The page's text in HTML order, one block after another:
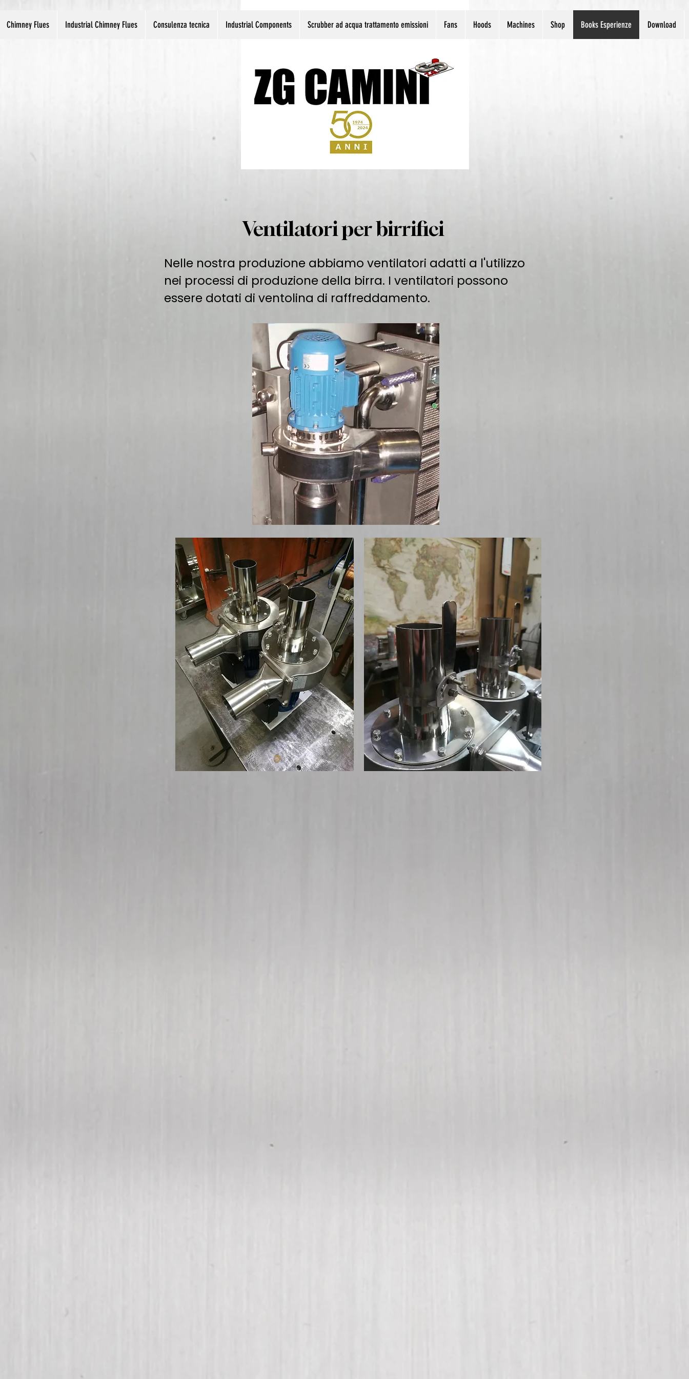
Chimney Flues Industrial Chimney Flues Consulenza tecnica Industrial Components Scrubber ad acqua trattamento emissioni Fans Hoods Machines Shop Books Esperienze Download
Ventilatori per birrifici
Nelle nostra produzione abbiamo ventilatori adatti a l'utilizzo
nei processi di produzione della birra. I ventilatori possono
essere dotati di ventolina di raffreddamento.